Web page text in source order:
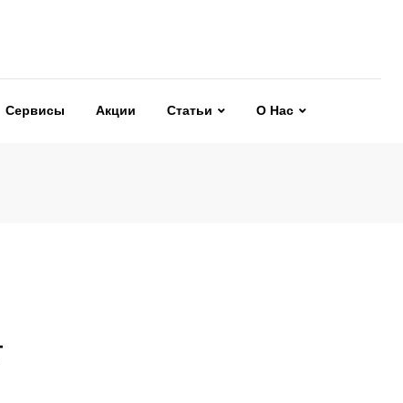
Сервисы Акции Статьи О Нас